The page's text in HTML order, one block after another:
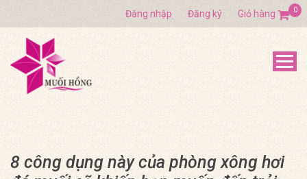
Đăng nhập Đăng ký Giỏ hàng 0
8 công dụng này của phòng xông hơi